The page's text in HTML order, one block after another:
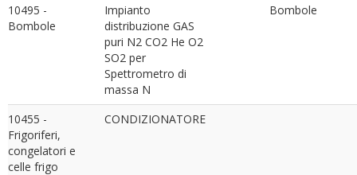
10495 -
Bombole
Impianto
distribuzione GAS
puri N2 CO2 He O2
SO2 per
Spettrometro di
massa N
Bombole
10455 -
Frigoriferi,
congelatori e
celle frigo
CONDIZIONATORE